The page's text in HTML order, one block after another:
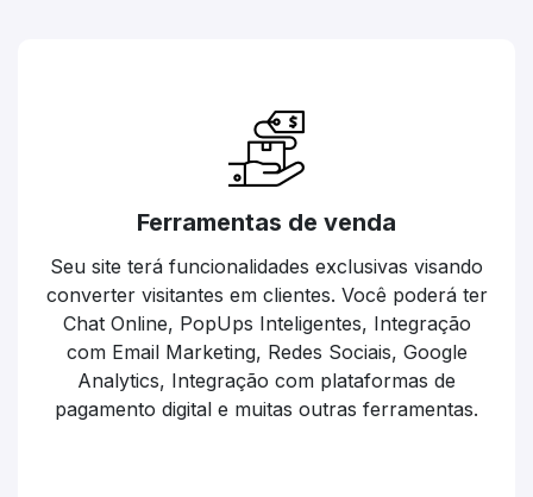
Ferramentas de venda
Seu site terá funcionalidades exclusivas visando
converter visitantes em clientes. Você poderá ter
Chat Online, PopUps Inteligentes, Integração
com Email Marketing, Redes Sociais, Google
Analytics, Integração com plataformas de
pagamento digital e muitas outras ferramentas.